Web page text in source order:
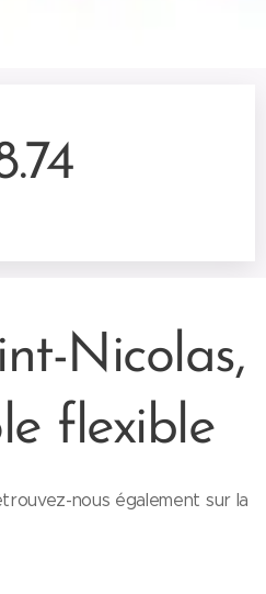
Nicolas,
flexible
également sur la